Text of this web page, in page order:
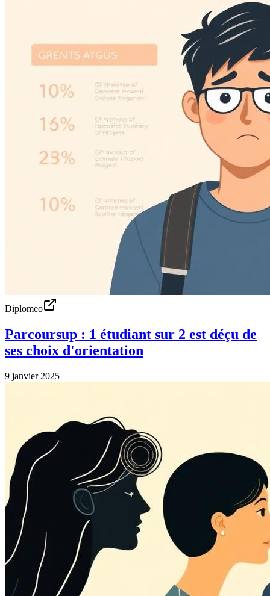
Diplomeo
Parcoursup : 1 étudiant sur 2 est déçu de
ses choix d'orientation
9 janvier 2025